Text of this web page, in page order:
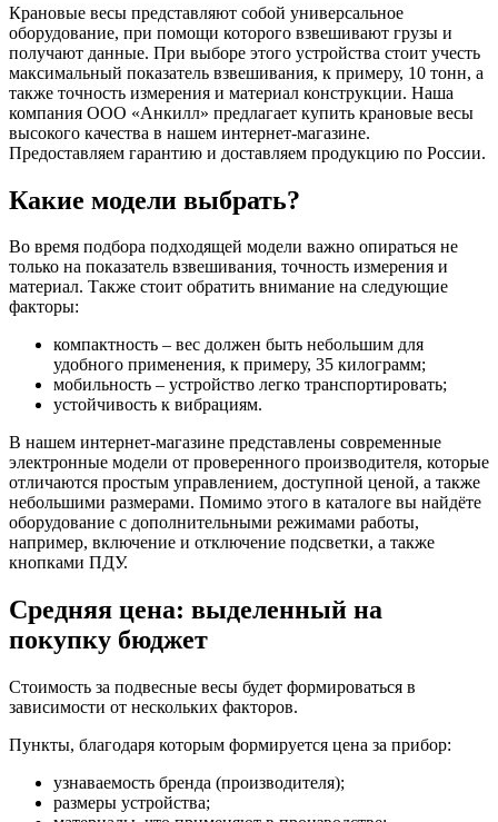
Крановые весы представляют собой универсальное
оборудование, при помощи которого взвешивают грузы и
получают данные. При выборе этого устройства стоит учесть
максимальный показатель взвешивания, к примеру, 10 тонн, а
также точность измерения и материал конструкции. Наша
компания ООО «Анкилл» предлагает купить крановые весы
высокого качества в нашем интернет-магазине.
Предоставляем гарантию и доставляем продукцию по России.
Какие модели выбрать?
Во время подбора подходящей модели важно опираться не
только на показатель взвешивания, точность измерения и
материал. Также стоит обратить внимание на следующие
факторы:
компактность – вес должен быть небольшим для
удобного применения, к примеру, 35 килограмм;
мобильность – устройство легко транспортировать;
устойчивость к вибрациям.
В нашем интернет-магазине представлены современные
электронные модели от проверенного производителя, которые
отличаются простым управлением, доступной ценой, а также
небольшими размерами. Помимо этого в каталоге вы найдёте
оборудование с дополнительными режимами работы,
например, включение и отключение подсветки, а также
кнопками ПДУ.
Средняя цена: выделенный на
покупку бюджет
Стоимость за подвесные весы будет формироваться в
зависимости от нескольких факторов.
Пункты, благодаря которым формируется цена за прибор:
узнаваемость бренда (производителя);
размеры устройства;